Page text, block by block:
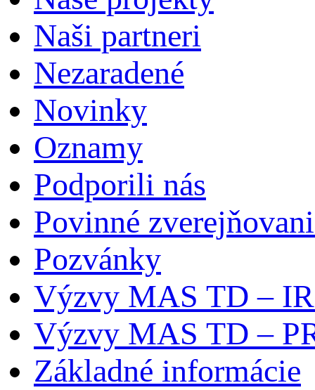
Naši partneri
Nezaradené
Novinky
Oznamy
Podporili nás
Povinné
Pozvánky
Výzvy MAS TD –
Výzvy MAS TD –
Základné informácie